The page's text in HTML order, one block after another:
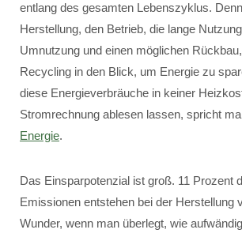
entlang des gesamten Lebenszyklus.
Herstellung, den Betrieb, die lange
Umnutzung und einen möglichen
Recycling in den Blick, um Energie zu
diese Energieverbräuche in keiner
Stromrechnung ablesen lassen, spricht
Energie.
Das Einsparpotenzial ist groß. 11 Prozent
Emissionen entstehen bei der Herstellung
Wunder, wenn man überlegt, wie